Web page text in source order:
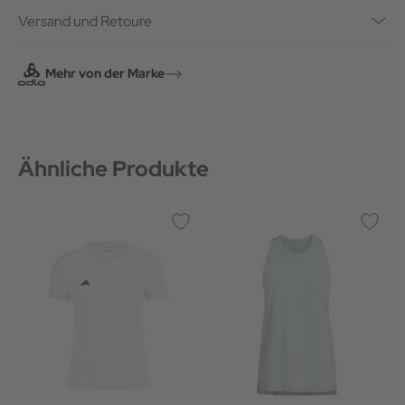
Versand und Retoure
Mehr von der Marke
Ähnliche Produkte